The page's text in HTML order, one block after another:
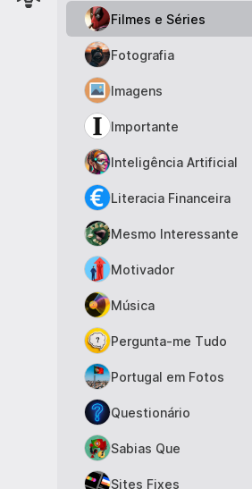
Filmes e Séries
Fotografia
Imagens
Importante
Inteligência Artificial
Literacia Financeira
Mesmo Interessante
Motivador
Música
Pergunta-me Tudo
Portugal em Fotos
Questionário
Sabias Que
Sites Fixes